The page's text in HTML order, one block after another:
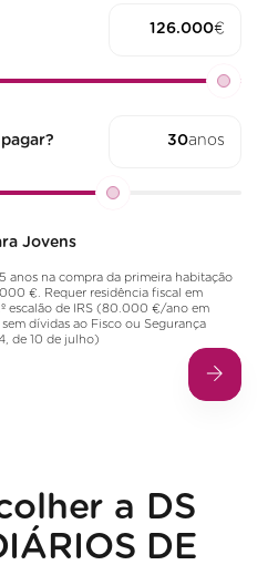
€
anos
Jovens
anos na compra da primeira habitação
€. Requer residência fiscal em
escalão de IRS (80.000 €/ano em
dívidas ao Fisco ou Segurança
de 10 de julho)
a DS
DE